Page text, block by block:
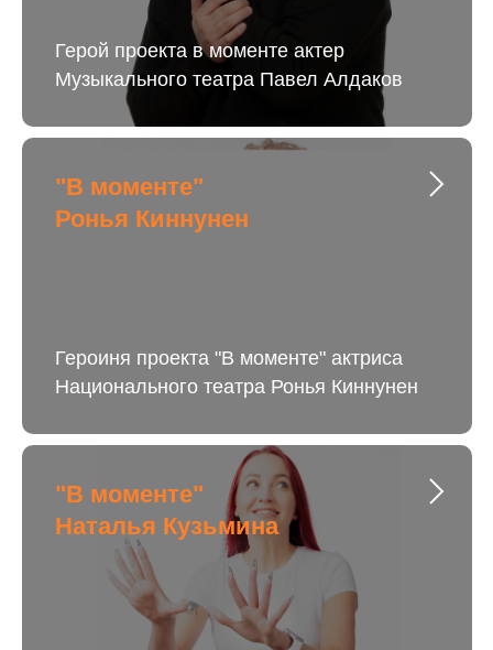
Герой проекта в моменте актер
Музыкального театра Павел Алдаков
"В моменте"
Ронья Киннунен
Героиня проекта "В моменте" актриса
Национального театра Ронья Киннунен
"В моменте"
Наталья Кузьмина